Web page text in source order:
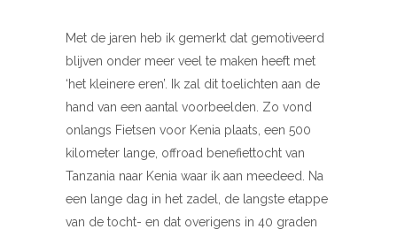
Met de jaren heb ik gemerkt dat gemotiveerd
blijven onder meer veel te maken heeft met
‘het kleinere eren’. Ik zal dit toelichten aan de
hand van een aantal voorbeelden. Zo vond
onlangs Fietsen voor Kenia plaats, een 500
kilometer lange, offroad benefiettocht van
Tanzania naar Kenia waar ik aan meedeed. Na
een lange dag in het zadel, de langste etappe
van de tocht- en dat overigens in 40 graden